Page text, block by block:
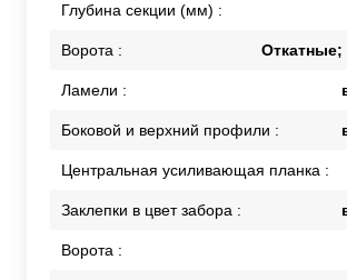
Глубина секции (мм) :
Ворота :
Ламели :
Боковой и верхний профили :
Центральная усиливающая планка :
Заклепки в цвет забора :
Ворота :